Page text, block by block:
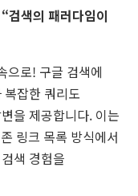
색의 패러다임이
으로! 구글 검색에
잡한 쿼리도
을 제공합니다. 이는
링크 목록 방식에서
색 경험을